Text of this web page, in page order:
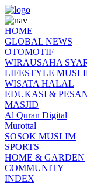
HOME
GLOBAL NEWS
OTOMOTIF
WIRAUSAHA
LIFESTYLE
WISATA HALAL
EDUKASI &
MASJID
Al Quran Digital
Murottal
SOSOK MUSLIM
SPORTS
HOME & GARDEN
COMMUNITY
INDEX